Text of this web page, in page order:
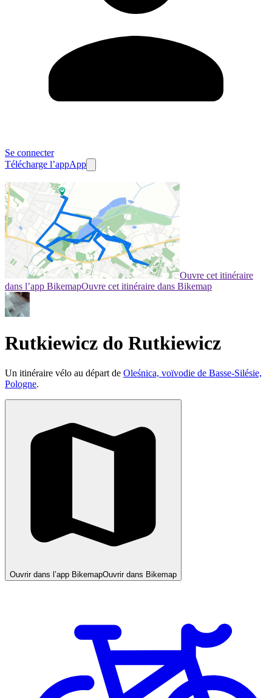
Se connecter
Télécharge l’appApp
Ouvre cet itinéraire
dans l’app BikemapOuvre cet itinéraire dans Bikemap
Rutkiewicz do Rutkiewicz
Un itinéraire vélo au départ de Oleśnica, voïvodie de Basse-Silésie,
Pologne.
Ouvrir dans l’app BikemapOuvrir dans Bikemap